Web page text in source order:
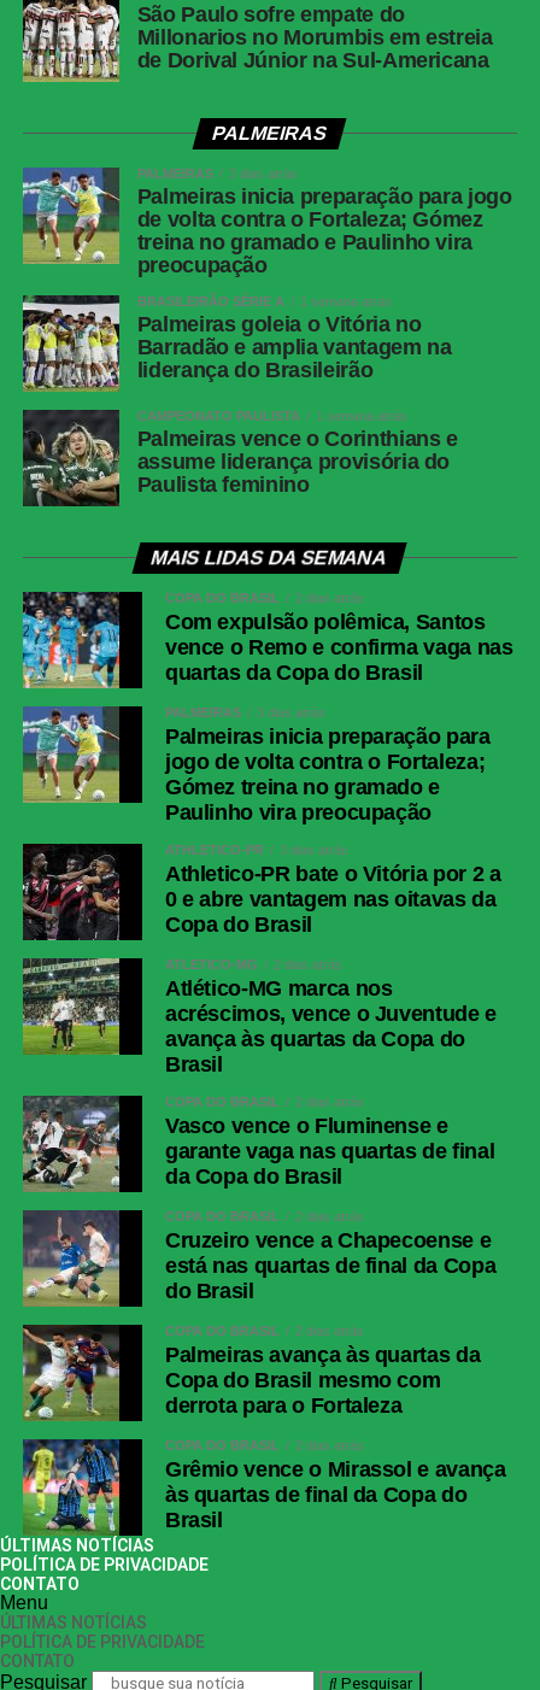
São Paulo sofre empate do
Millonarios no Morumbis em estreia
de Dorival Júnior na Sul-Americana
PALMEIRAS
PALMEIRAS 3 dias atrás
Palmeiras inicia preparação para jogo
de volta contra o Fortaleza; Gómez
treina no gramado e Paulinho vira
preocupação
BRASILEIRÃO SÉRIE A 1 semana atrás
Palmeiras goleia o Vitória no
Barradão e amplia vantagem na
liderança do Brasileirão
CAMPEONATO PAULISTA 1 semana atrás
Palmeiras vence o Corinthians e
assume liderança provisória do
Paulista feminino
MAIS LIDAS DA SEMANA
COPA DO BRASIL 2 dias atrás
Com expulsão polêmica, Santos
vence o Remo e confirma vaga nas
quartas da Copa do Brasil
PALMEIRAS 3 dias atrás
Palmeiras inicia preparação para
jogo de volta contra o Fortaleza;
Gómez treina no gramado e
Paulinho vira preocupação
ATHLETICO-PR 3 dias atrás
Athletico-PR bate o Vitória por 2 a
0 e abre vantagem nas oitavas da
Copa do Brasil
ATLÉTICO-MG 2 dias atrás
Atlético-MG marca nos
acréscimos, vence o Juventude e
avança às quartas da Copa do
Brasil
COPA DO BRASIL 2 dias atrás
Vasco vence o Fluminense e
garante vaga nas quartas de final
da Copa do Brasil
COPA DO BRASIL 2 dias atrás
Cruzeiro vence a Chapecoense e
está nas quartas de final da Copa
do Brasil
COPA DO BRASIL 2 dias atrás
Palmeiras avança às quartas da
Copa do Brasil mesmo com
derrota para o Fortaleza
COPA DO BRASIL 2 dias atrás
Grêmio vence o Mirassol e avança
às quartas de final da Copa do
Brasil
ÚLTIMAS NOTÍCIAS
POLÍTICA DE PRIVACIDADE
CONTATO
Menu
ÚLTIMAS NOTÍCIAS
POLÍTICA DE PRIVACIDADE
CONTATO
Pesquisar Pesquisar